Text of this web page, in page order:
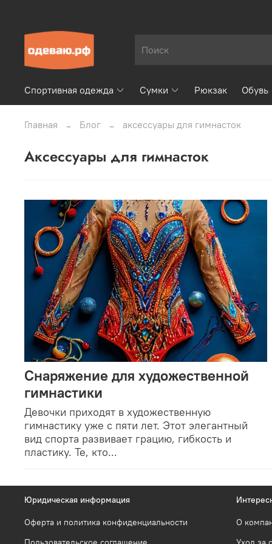
Спортивная одежда Сумки Рюкзак Обувь
Главная Блог аксессуары для гимнасток
аксессуары для гимнасток
Снаряжение для художественной
гимнастики
Девочки приходят в художественную
гимнастику уже с пяти лет. Этот элегантный
вид спорта развивает грацию, гибкость и
пластику. Те, кто...
Юридическая информация
Оферта и политика конфиденциальности
О